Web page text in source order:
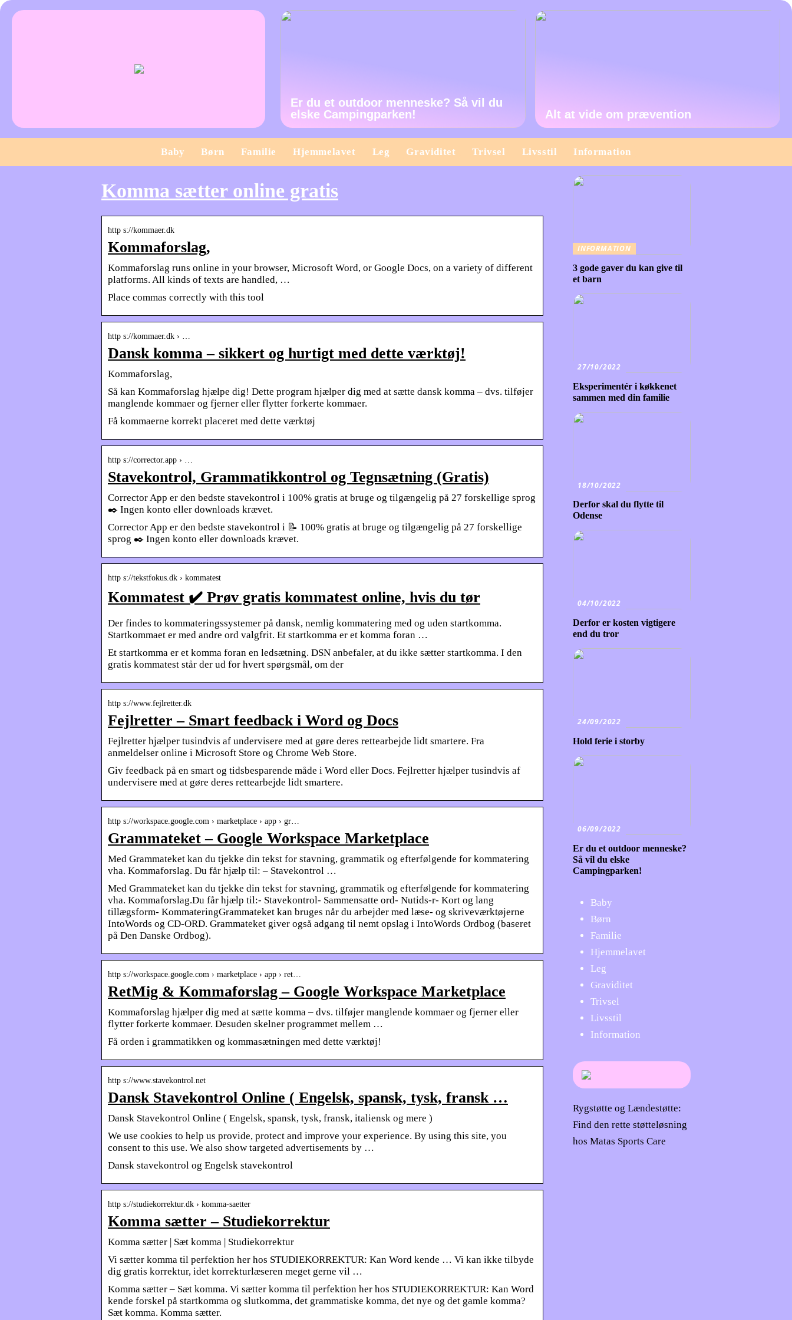
Er du et outdoor menneske? Så vil du
elske Campingparken!
Alt at vide om prævention
Baby Børn Familie Hjemmelavet Leg Graviditet Trivsel Livsstil Information
Komma sætter online gratis
http s://kommaer.dk
Kommaforslag,
Kommaforslag runs online in your browser, Microsoft Word, or Google Docs, on a variety of different
platforms. All kinds of texts are handled, …
Place commas correctly with this tool
http s://kommaer.dk › …
Dansk komma – sikkert og hurtigt med dette værktøj!
Kommaforslag,
Så kan Kommaforslag hjælpe dig! Dette program hjælper dig med at sætte dansk komma – dvs. tilføjer
manglende kommaer og fjerner eller flytter forkerte kommaer.
Få kommaerne korrekt placeret med dette værktøj
http s://corrector.app › …
Stavekontrol, Grammatikkontrol og Tegnsætning (Gratis)
Corrector App er den bedste stavekontrol i 100% gratis at bruge og tilgængelig på 27 forskellige sprog
✒️️ Ingen konto eller downloads krævet.
Corrector App er den bedste stavekontrol i 📝 100% gratis at bruge og tilgængelig på 27 forskellige
sprog ✒️️ Ingen konto eller downloads krævet.
http s://tekstfokus.dk › kommatest
Kommatest ✔️ Prøv gratis kommatest online, hvis du tør
Der findes to kommateringssystemer på dansk, nemlig kommatering med og uden startkomma.
Startkommaet er med andre ord valgfrit. Et startkomma er et komma foran …
Et startkomma er et komma foran en ledsætning. DSN anbefaler, at du ikke sætter startkomma. I den
gratis kommatest står der ud for hvert spørgsmål, om der
http s://www.fejlretter.dk
Fejlretter – Smart feedback i Word og Docs
Fejlretter hjælper tusindvis af undervisere med at gøre deres rettearbejde lidt smartere. Fra
anmeldelser online i Microsoft Store og Chrome Web Store.
Giv feedback på en smart og tidsbesparende måde i Word eller Docs. Fejlretter hjælper tusindvis af
undervisere med at gøre deres rettearbejde lidt smartere.
http s://workspace.google.com › marketplace › app › gr…
Grammateket – Google Workspace Marketplace
Med Grammateket kan du tjekke din tekst for stavning, grammatik og efterfølgende for kommatering
vha. Kommaforslag. Du får hjælp til: – Stavekontrol …
Med Grammateket kan du tjekke din tekst for stavning, grammatik og efterfølgende for kommatering
vha. Kommaforslag.Du får hjælp til:- Stavekontrol- Sammensatte ord- Nutids-r- Kort og lang
tillægsform- KommateringGrammateket kan bruges når du arbejder med læse- og skriveværktøjerne
IntoWords og CD-ORD. Grammateket giver også adgang til nemt opslag i IntoWords Ordbog (baseret
på Den Danske Ordbog).
http s://workspace.google.com › marketplace › app › ret…
RetMig & Kommaforslag – Google Workspace Marketplace
Kommaforslag hjælper dig med at sætte komma – dvs. tilføjer manglende kommaer og fjerner eller
flytter forkerte kommaer. Desuden skelner programmet mellem …
Få orden i grammatikken og kommasætningen med dette værktøj!
http s://www.stavekontrol.net
Dansk Stavekontrol Online ( Engelsk, spansk, tysk, fransk …
Dansk Stavekontrol Online ( Engelsk, spansk, tysk, fransk, italiensk og mere )
We use cookies to help us provide, protect and improve your experience. By using this site, you
consent to this use. We also show targeted advertisements by …
Dansk stavekontrol og Engelsk stavekontrol
http s://studiekorrektur.dk › komma-saetter
Komma sætter – Studiekorrektur
Komma sætter | Sæt komma | Studiekorrektur
Vi sætter komma til perfektion her hos STUDIEKORREKTUR: Kan Word kende … Vi kan ikke tilbyde
dig gratis korrektur, idet korrekturlæseren meget gerne vil …
Komma sætter – Sæt komma. Vi sætter komma til perfektion her hos STUDIEKORREKTUR: Kan Word
kende forskel på startkomma og slutkomma, det grammatiske komma, det nye og det gamle komma?
Sæt komma. Komma sætter.
INFORMATION
3 gode gaver du kan give til
et barn
27/10/2022
Eksperimentér i køkkenet
sammen med din familie
18/10/2022
Derfor skal du flytte til
Odense
04/10/2022
Derfor er kosten vigtigere
end du tror
24/09/2022
Hold ferie i storby
06/09/2022
Er du et outdoor menneske?
Så vil du elske
Campingparken!
Baby
Børn
Familie
Hjemmelavet
Leg
Graviditet
Trivsel
Livsstil
Information
Rygstøtte og Lændestøtte:
Find den rette støtteløsning
hos Matas Sports Care